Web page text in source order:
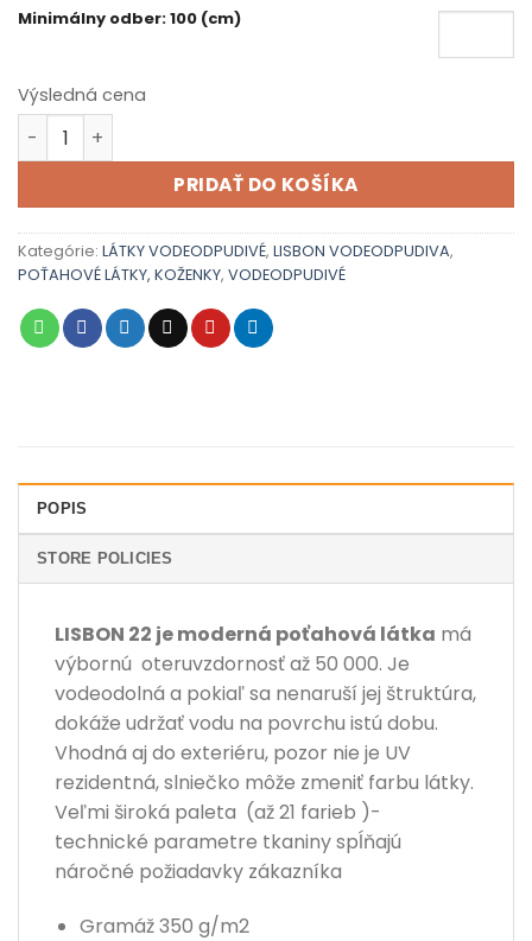
Minimálny odber: 100 (cm)
Výsledná cena
množstvo Lisbon 22
PRIDAŤ DO KOŠÍKA
Kategórie: LÁTKY VODEODPUDIVÉ, LISBON VODEODPUDIVA,
POŤAHOVÉ LÁTKY, KOŽENKY, VODEODPUDIVÉ
POPIS
STORE POLICIES
LISBON 22 je moderná poťahová látka má
výbornú oteruvzdornosť až 50 000. Je
vodeodolná a pokiaľ sa nenaruší jej štruktúra,
dokáže udržať vodu na povrchu istú dobu.
Vhodná aj do exteriéru, pozor nie je UV
rezidentná, slniečko môže zmeniť farbu látky.
Veľmi široká paleta (až 21 farieb )-
technické parametre tkaniny spĺňajú
náročné požiadavky zákazníka
Gramáž 350 g/m2